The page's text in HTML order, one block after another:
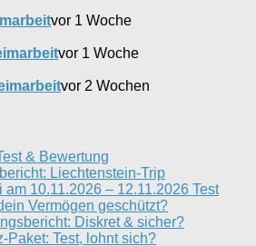
vor 1 Woche
vor 1 Woche
vor 2 Wochen
& Bewertung
Liechtenstein-Trip
10.11.2026 – 12.11.2026 Test
Vermögen geschützt?
Diskret & sicher?
Paket: Test, lohnt sich?